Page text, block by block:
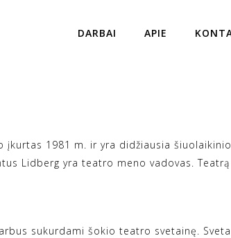
DARBAI APIE
įkurtas 1981 m. ir yra didžiausia
Lidberg yra teatro meno vadovas.
sukurdami šokio teatro svetainę.